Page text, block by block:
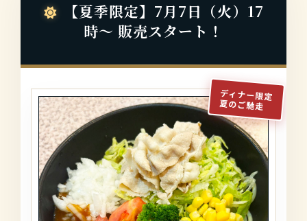
【夏季限定】7月7日（火）17
時〜 販売スタート！
ディナー限定
夏のご馳走